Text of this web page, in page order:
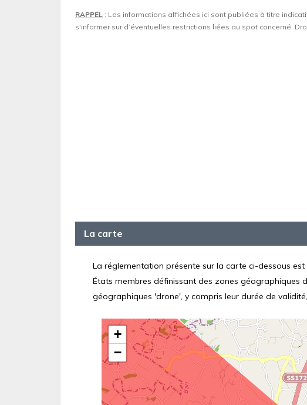
RAPPEL : Les informations affichées ici sont publiées à titre
s'informer sur d’éventuelles restrictions liées au spot concerné.
La carte
La réglementation présente sur la carte ci-dessous
États membres définissant des zones géographiques
géographiques 'drone', y compris leur durée de